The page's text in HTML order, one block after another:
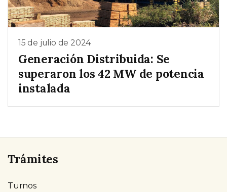
15 de julio de 2024
Generación Distribuida: Se
superaron los 42 MW de potencia
instalada
Trámites
Turnos